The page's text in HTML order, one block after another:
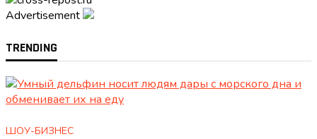
Advertisement
TRENDING
ШОУ-БИЗНЕС